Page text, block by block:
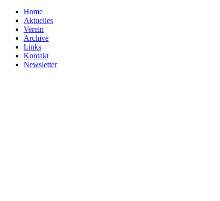
Home
Aktuelles
Verein
Archive
Links
Kontakt
Newsletter